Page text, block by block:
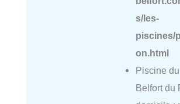
s/les-
piscines/
on.html
Piscine
Belfort du